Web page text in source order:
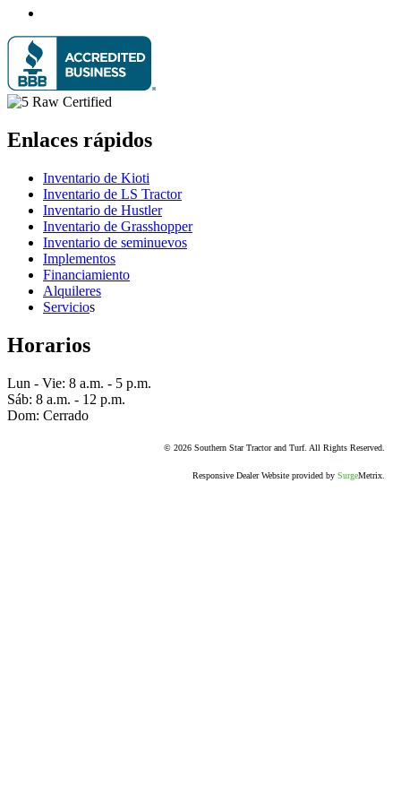
Enlaces rápidos
Inventario de Kioti
Inventario de LS Tractor
Inventario de Hustler
Inventario de Grasshopper
Inventario de seminuevos
Implementos
Financiamiento
Alquileres
Servicios
Horarios
Lun - Vie: 8 a.m. - 5 p.m.
Sáb: 8 a.m. - 12 p.m.
Dom: Cerrado
© 2026 Southern Star Tractor and Turf. All Rights Reserved.
Responsive Dealer Website provided by SurgeMetrix.